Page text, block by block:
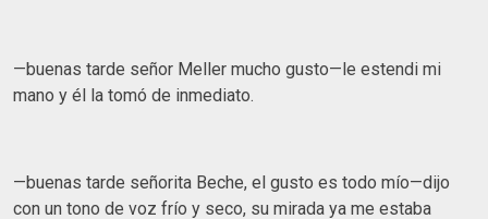
—buenas tarde señor Meller mucho gusto—le estendi mi
mano y él la tomó de inmediato.
—buenas tarde señorita Beche, el gusto es todo mío—dijo
con un tono de voz frío y seco, su mirada ya me estaba